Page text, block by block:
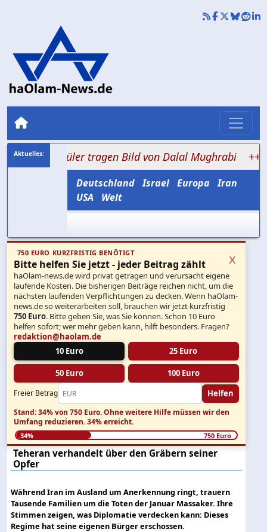
tragen Bild von Dalal Mughrabi +++ 0,2 bis
Deutschland Israel Europa Iran
USA
Welt
750 EURO KURZFRISTIG BENÖTIGT
Bitte helfen Sie jetzt - jeder Beitrag zählt
haOlam-news.de wird privat getragen und verursacht eigene
laufende Kosten. Die bisherigen Beiträge reichen nicht, um die
nächsten laufenden Verpflichtungen zu decken. Wenn haOlam-
news.de so weiterarbeiten soll, brauchen wir jetzt kurzfristig
750 Euro. Bitte geben Sie, was Sie können. Schon 10 Euro
helfen sofort; wer mehr geben kann, hilft besonders. Fragen?
redaktion@haolam.de
10 Euro
25 Euro
50 Euro 100 Euro
Freier Betrag Helfen
x
Stand: 34% von 750 Euro.Ohne weitere Hilfe müssen wir den
Umfang reduzieren.34% erreicht.
34% 750 Euro
Teheran verhandelt über den Gräbern seiner
Opfer
Während Iran im Ausland um Anerkennung ringt, trauern
Tausende Familien um die Toten der Januar Massaker. Ihre
Stimmen zeigen, was Diplomatie verdecken kann: Dieses
Regime hat seine eigenen Bürger erschossen.